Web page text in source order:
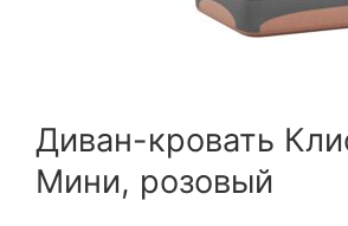
Диван-кровать
Мини, розовый